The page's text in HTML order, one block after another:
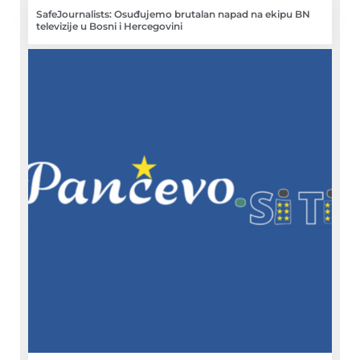
SafeJournalists: Osuđujemo brutalan napad na ekipu BN
televizije u Bosni i Hercegovini